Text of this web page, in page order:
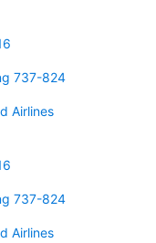
737-824
Airlines
737-824
Airlines